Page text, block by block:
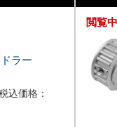
ラー
込価格：
閲覧